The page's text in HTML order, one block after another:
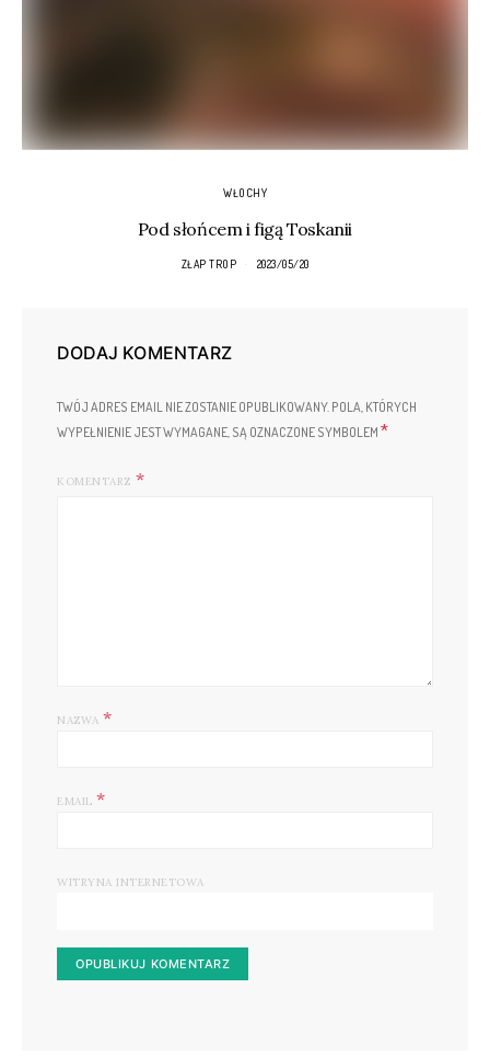
WŁOCHY
Pod słońcem i figą Toskanii
ZŁAP TROP 2023/05/20
DODAJ KOMENTARZ
TWÓJ ADRES EMAIL NIE ZOSTANIE OPUBLIKOWANY. POLA, KTÓRYCH
WYPEŁNIENIE JEST WYMAGANE, SĄ OZNACZONE SYMBOLEM *
KOMENTARZ
NAZWA *
EMAIL *
WITRYNA INTERNETOWA